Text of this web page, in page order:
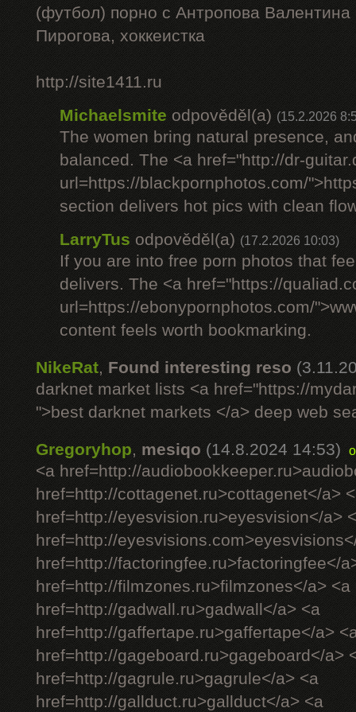
(футбол) порно с Антропова
Пирогова, хоккеистка
http://site1411.ru
Michaelsmite odpověděl(a) (15.2.2026
The women bring natural presence,
balanced. The <a href="http://dr-
url=https://blackpornphotos.com/
section delivers hot pics with clean
LarryTus odpověděl(a) (17.2.2026 10:03)
If you are into free porn photos that
delivers. The <a href="https://
url=https://ebonypornphotos.com/
content feels worth bookmarking.
NikeRat, Found interesting reso
darknet market lists <a href="https://
">best darknet markets </a> deep web
Gregoryhop, mesiqo (14.8.2024 14:53)
<a href=http://
href=http://cottagenet.ru>cottagenet</a>
href=http://eyesvision.ru>eyesvision</a>
href=http://
href=http://factoringfee.ru>factoringfee</
href=http://filmzones.ru>filmzones</a> <a
href=http://gadwall.ru>gadwall</a> <a
href=http://gaffertape.ru>gaffertape</a>
href=http://gageboard.ru>gageboard</a>
href=http://gagrule.ru>gagrule</a> <a
href=http://gallduct.ru>gallduct</a> <a